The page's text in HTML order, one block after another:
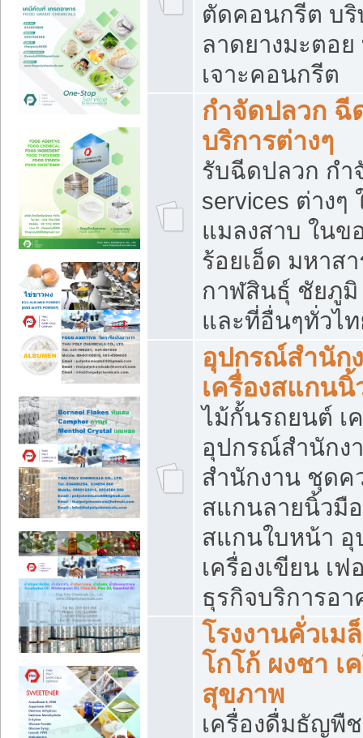
ตัดคอนกรีต บริ
ลาดยางมะตอ
เจาะคอนกรีต
กำจัดปลวก ฉี
บริการต่างๆ
รับฉีดปลวก กำ
services ต่าง
แมลงสาบ ใน
ร้อยเอ็ด มหาส
กาฬสินธุ์ ชัยภู
และที่อื่นๆทั่วไ
อุปกรณ์สำนัก
เครื่องสแกนนิ้
ไม้กั้นรถยนต์ เ
อุปกรณ์สำนักง
สำนักงาน ชุดค
สแกนลายนิ้วมื
สแกนใบหน้า
เครื่องเขียน เ
ธุรกิจบริการอ
โรงงานคั่วเม
โกโก้ ผงชา เ
สุขภาพ
เครื่องดื่มธัญพื